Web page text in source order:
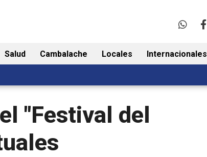
Salud Cambalache Locales Internacionales
"Festival del